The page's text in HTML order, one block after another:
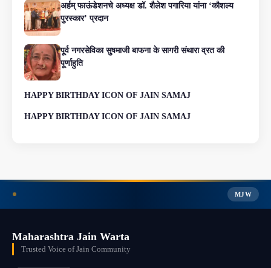
अर्हम् फाऊंडेशनचे अध्यक्ष डॉ. शैलेश पगारिया यांना ‘कौशल्य
पुरस्कार’ प्रदान
पूर्व नगरसेविका सुषमाजी बाफना के सागरी संथारा व्रत की
पूर्णाहुति
HAPPY BIRTHDAY ICON OF JAIN SAMAJ
HAPPY BIRTHDAY ICON OF JAIN SAMAJ
MJW
Maharashtra Jain Warta
Trusted Voice of Jain Community